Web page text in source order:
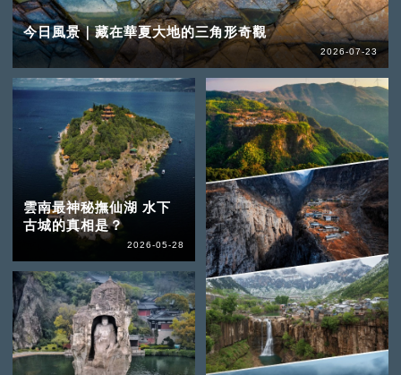
今日風景｜藏在華夏大地的三角形奇觀
2026-07-23
雲南最神秘撫仙湖 水下
古城的真相是？
2026-05-28